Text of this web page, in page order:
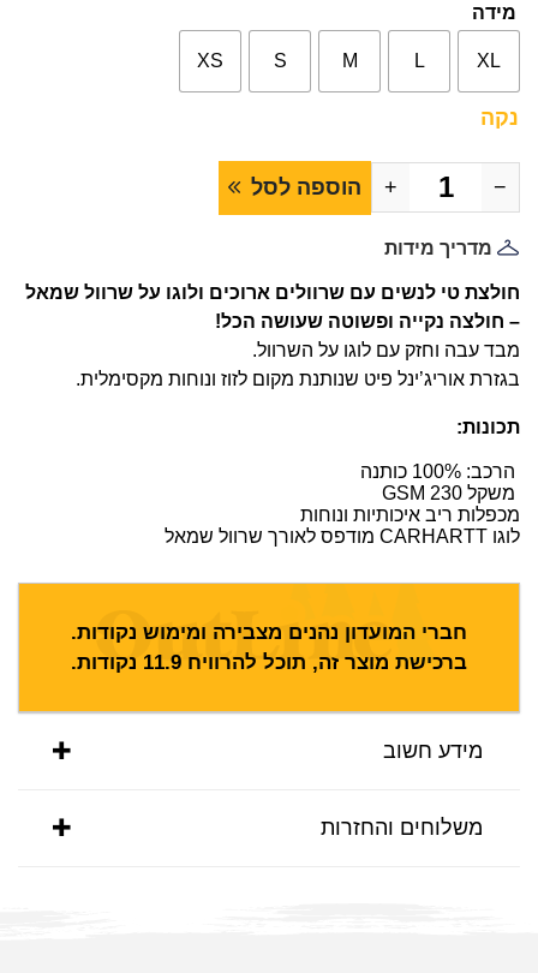
מידה
XL
L
M
S
XS
נקה
−
+ הוספה לסל
מדריך מידות
חולצת טי לנשים עם שרוולים ארוכים ולוגו על שרוול שמאל
– חולצה נקייה ופשוטה שעושה הכל!
מבד עבה וחזק עם לוגו על השרוול.
בגזרת אוריג’ינל פיט שנותנת מקום לזוז ונוחות מקסימלית.
תכונות:
הרכב: 100% כותנה
משקל 230
GSM
מכפלות ריב איכותיות ונוחות
לוגו CARHARTT מודפס לאורך שרוול שמאל
חברי המועדון נהנים מצבירה ומימוש נקודות.
ברכישת מוצר זה, תוכל להרוויח 11.9 נקודות.
מידע חשוב
משלוחים והחזרות